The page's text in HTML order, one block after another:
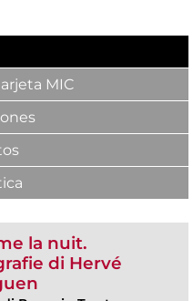
MIC
la nuit.
di Hervé